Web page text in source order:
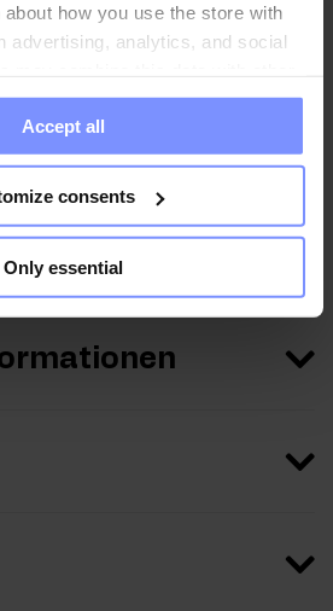
how you use the store with
advertising, analytics, and social
to them or that they have
their services. Do you agree?
Accept all
consents
Only essential
g - Mikrobiologische analyse
g - Bestimmung des
02.04.2026